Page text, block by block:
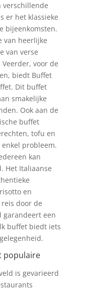
verschillende
er het klassieke
bijeenkomsten.
van heerlijke
van verse
voor de
biedt Buffet
Dit buffet
smakelijke
Ook aan de
buffet
tofu en
enkel probleem.
kan
Het Italiaanse
en
door de
garandeert een
buffet biedt iets
populaire
is gevarieerd